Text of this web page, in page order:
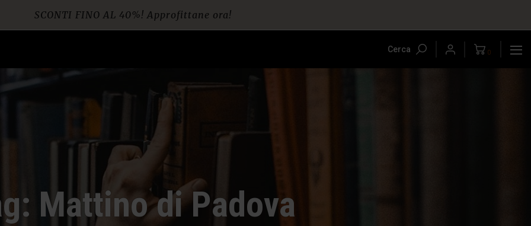
SCONTI FINO AL 40%! Approfittane ora!
Cerca 0
Mattino di Padova